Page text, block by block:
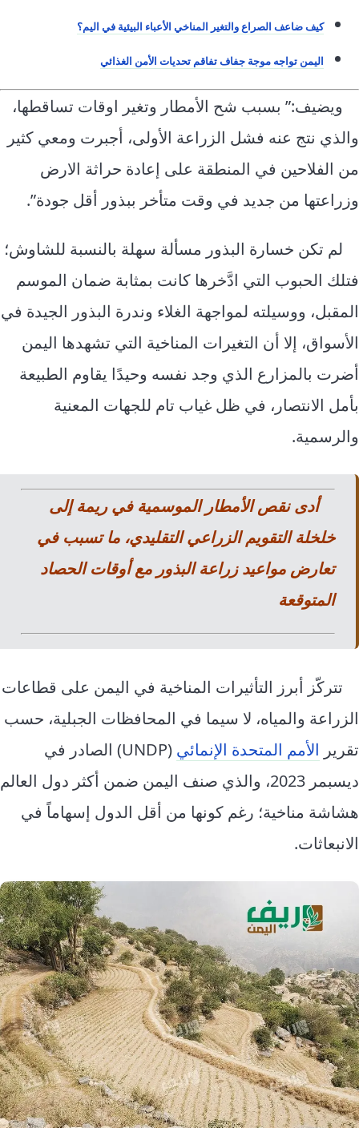
كيف ضاعف الصراع والتغير المناخي الأعباء البيئية في اليم؟
اليمن تواجه موجة جفاف تفاقم تحديات الأمن الغذائي
ويضيف:” بسبب شح الأمطار وتغير اوقات تساقطها،
والذي نتج عنه فشل الزراعة الأولى، أجبرت ومعي كثير
من الفلاحين في المنطقة على إعادة حراثة الارض
وزراعتها من جديد في وقت متأخر ببذور أقل جودة”.
لم تكن خسارة البذور مسألة سهلة بالنسبة للشاوش؛
فتلك الحبوب التي ادَّخرها كانت بمثابة ضمان الموسم
المقبل، ووسيلته لمواجهة الغلاء وندرة البذور الجيدة في
الأسواق، إلا أن التغيرات المناخية التي تشهدها اليمن
أضرت بالمزارع الذي وجد نفسه وحيدًا يقاوم الطبيعة
بأمل الانتصار، في ظل غياب تام للجهات المعنية
والرسمية.
أدى نقص الأمطار الموسمية في ريمة إلى
خلخلة التقويم الزراعي التقليدي، ما تسبب في
تعارض مواعيد زراعة البذور مع أوقات الحصاد
المتوقعة
تتركّز أبرز التأثيرات المناخية في اليمن على قطاعات
الزراعة والمياه، لا سيما في المحافظات الجبلية، حسب
تقرير الأمم المتحدة الإنمائي
(UNDP) الصادر في
ديسبمر 2023، والذي صنف اليمن ضمن أكثر دول العالم
هشاشة مناخية؛ رغم كونها من أقل الدول إسهاماً في
الانبعاثات.